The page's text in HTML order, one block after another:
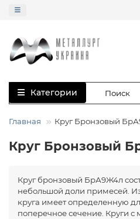
Категории
Главная Круг Бронзовый
Круг Бронзовый
Круг бронзовый БрА9Ж4л
небольшой доли примесей.
круга имеет определенную
поперечное сечение. Круги